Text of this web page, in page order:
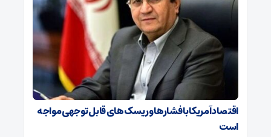
اقتصاد آمریکا با فشارها و ریسک‌های قابل توجهی مواجه
است